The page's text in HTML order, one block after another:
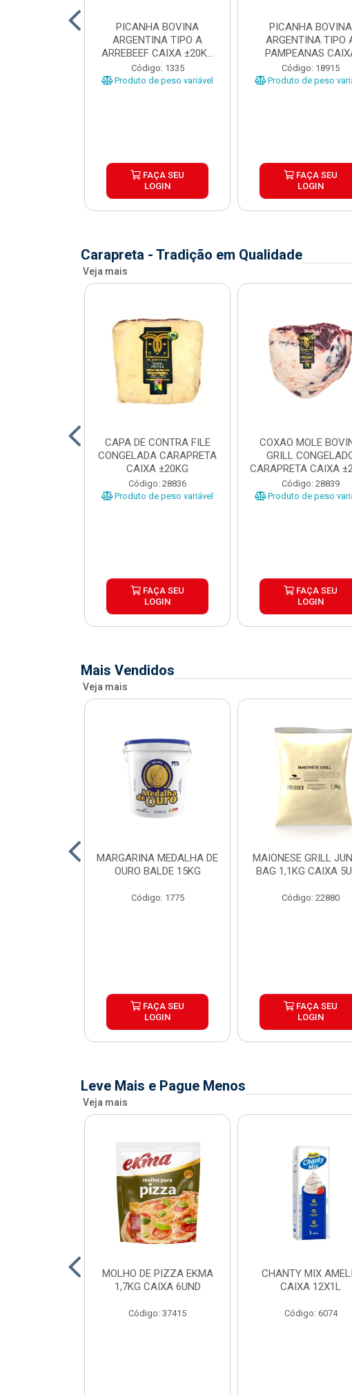
PICANHA BOVINA
ARGENTINA TIPO A
ARREBEEF CAIXA ±20KG
PEÇAS 1...
Código: 1335
Produto de peso variável
FAÇA SEU
LOGIN
PICANHA BOVINA
ARGENTINA TIPO
PAMPEANAS
±20KG PEÇAS ...
Código: 18915
Produto de peso
FAÇA SEU
LOGIN
Carapreta - Tradição em Qualidade
Veja mais
CAPA DE CONTRA FILE
CONGELADA CARAPRETA
CAIXA ±20KG
Código: 28836
Produto de peso variável
FAÇA SEU
LOGIN
COXAO MOLE
GRILL
CARAPRETA CAIXA
Código: 28839
Produto de peso
FAÇA SEU
LOGIN
Mais Vendidos
Veja mais
MARGARINA MEDALHA DE
OURO BALDE 15KG
Código: 1775
FAÇA SEU
LOGIN
MAIONESE GRILL
BAG 1,1KG CAIXA
Código: 22880
FAÇA SEU
LOGIN
Leve Mais e Pague Menos
Veja mais
MOLHO DE PIZZA EKMA
1,7KG CAIXA 6UND
Código: 37415
CHANTY MIX
CAIXA 12X1L
Código: 6074